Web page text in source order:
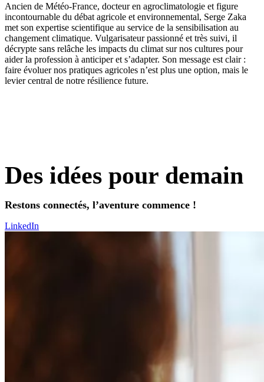
Ancien de Météo-France, docteur en agroclimatologie et figure
incontournable du débat agricole et environnemental, Serge Zaka
met son expertise scientifique au service de la sensibilisation au
changement climatique. Vulgarisateur passionné et très suivi, il
décrypte sans relâche les impacts du climat sur nos cultures pour
aider la profession à anticiper et s’adapter. Son message est clair :
faire évoluer nos pratiques agricoles n’est plus une option, mais le
levier central de notre résilience future.
Des idées pour demain
Restons connectés, l’aventure commence !
LinkedIn